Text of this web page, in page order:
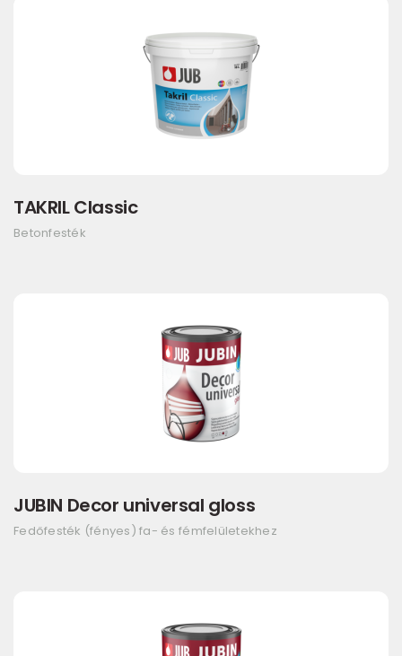
TAKRIL Classic
Betonfesték
JUBIN Decor universal gloss
Fedőfesték (fényes) fa- és fémfelületekhez